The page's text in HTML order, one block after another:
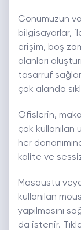
Gönümüzün
bilgisayarlar,
erişim, boş
alanları
tasarruf
çok alanda
Ofislerin,
çok kullanılan
her
kalite ve
Masaüstü
kullanılan
yapılmasını
da istenir.